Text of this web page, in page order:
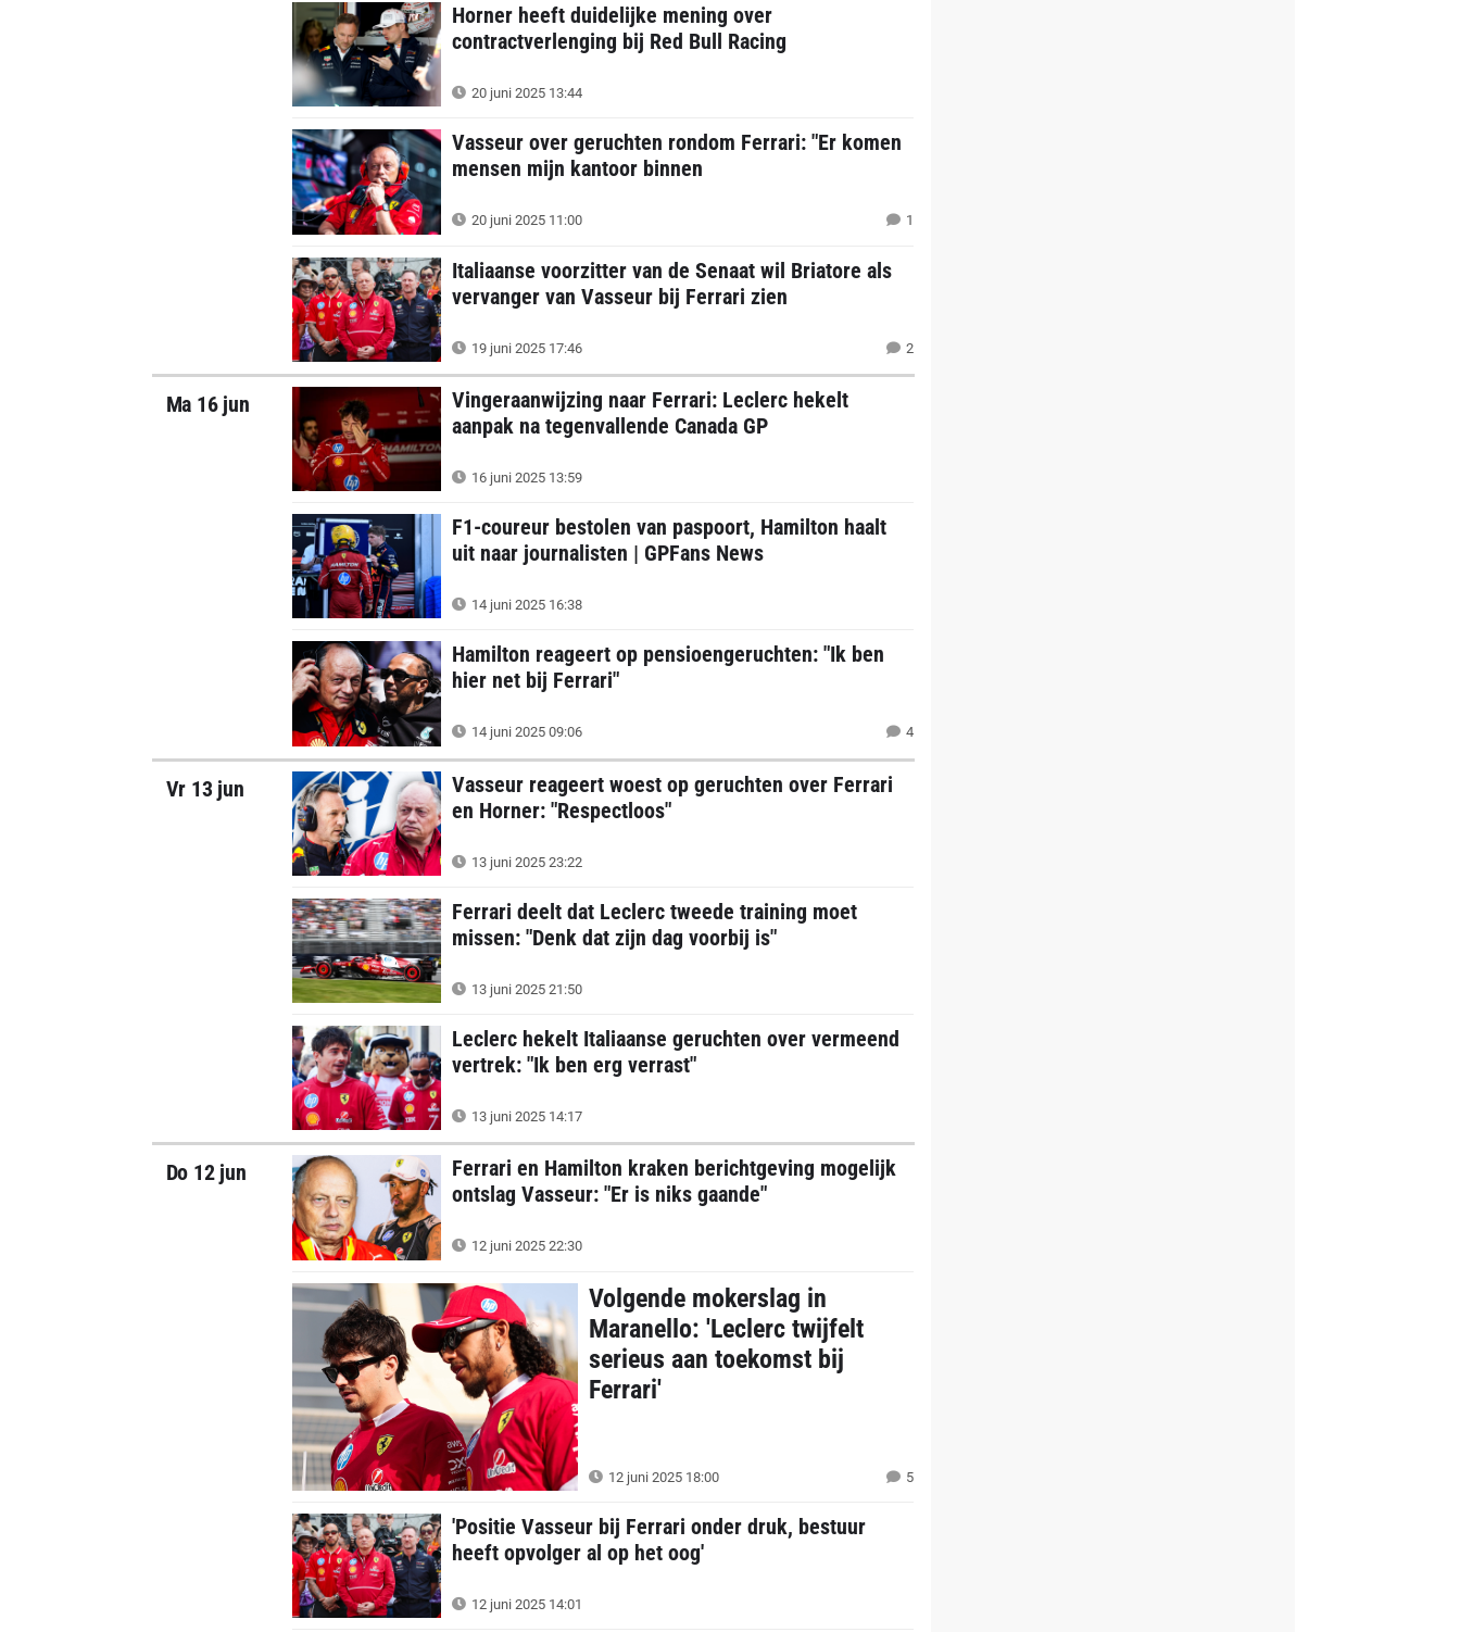
Horner heeft duidelijke mening over
contractverlenging bij Red Bull Racing
20 juni 2025 13:44
Vasseur over geruchten rondom Ferrari: "Er komen
mensen mijn kantoor binnen
20 juni 2025 11:00 1
Italiaanse voorzitter van de Senaat wil Briatore als
vervanger van Vasseur bij Ferrari zien
19 juni 2025 17:46 2
Ma 16 jun
Vingeraanwijzing naar Ferrari: Leclerc hekelt
aanpak na tegenvallende Canada GP
16 juni 2025 13:59
F1-coureur bestolen van paspoort, Hamilton haalt
uit naar journalisten | GPFans News
14 juni 2025 16:38
Hamilton reageert op pensioengeruchten: "Ik ben
hier net bij Ferrari"
14 juni 2025 09:06 4
Vr 13 jun
Vasseur reageert woest op geruchten over Ferrari
en Horner: "Respectloos"
13 juni 2025 23:22
Ferrari deelt dat Leclerc tweede training moet
missen: "Denk dat zijn dag voorbij is"
13 juni 2025 21:50
Leclerc hekelt Italiaanse geruchten over vermeend
vertrek: "Ik ben erg verrast"
13 juni 2025 14:17
Do 12 jun
Ferrari en Hamilton kraken berichtgeving mogelijk
ontslag Vasseur: "Er is niks gaande"
12 juni 2025 22:30
Volgende mokerslag in
Maranello: 'Leclerc twijfelt
serieus aan toekomst bij
Ferrari'
12 juni 2025 18:00 5
'Positie Vasseur bij Ferrari onder druk, bestuur
heeft opvolger al op het oog'
12 juni 2025 14:01